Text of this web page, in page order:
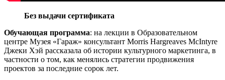
Без выдачи сертификата
Обучающая программа: на лекции в Образовательном
центре Музея «Гараж» консультант Morris Hargreaves McIntyre
Джеки Хэй рассказала об истории культурного маркетинга, в
частности о том, как менялись стратегии продвижения
проектов за последние сорок лет.